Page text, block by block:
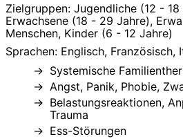
Zielgruppen: Jugendliche (12 -
Erwachsene (18 - 29 Jahre),
Menschen, Kinder (6 - 12 Jahre)
Sprachen: Englisch, Französisch,
Systemische
Angst, Panik, Phobie,
Belastungsreaktionen,
Trauma
Ess-Störungen